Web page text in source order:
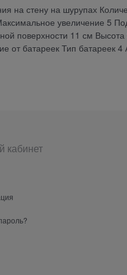
на стену на шурупах
увеличение 5
поверхности 11 см
от батареек Тип батареек
кабинет